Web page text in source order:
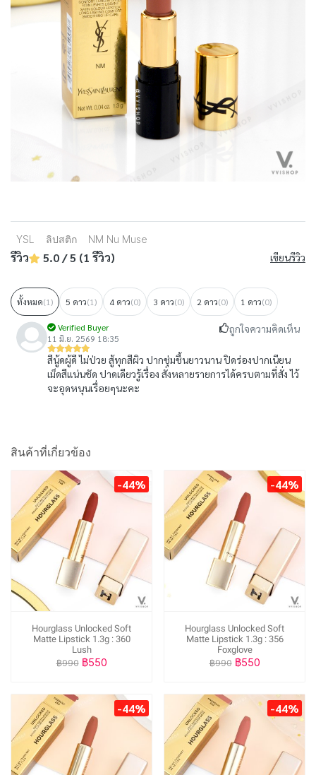
YSL ลิปสติก NM Nu Muse
รีวิว 5.0 / 5 (1 รีวิว) เขียนรีวิว
ทั้งหมด(1) 5 ดาว(1) 4 ดาว(0) 3 ดาว(0) 2 ดาว(0) 1 ดาว(0)
Verified Buyer
11 มิ.ย. 2569 18:35
สีนู้ดผู้ดี ไม่ป่วย สู้ทุกสีผิว ปากชุ่มชื้นยาวนาน ปิดร่องปากเนียน
เม็ดสีแน่นชัด ปาดเดียวรู้เรื่อง สั่งหลายรายการได้ครบตามที่สั่ง ไว้
จะอุดหนุนเรื่อยๆนะคะ
ถูกใจความคิดเห็น
สินค้าที่เกี่ยวข้อง
-44%
Hourglass Unlocked Soft
Matte Lipstick 1.3g : 360
Lush
฿990 ฿550
-44%
Hourglass Unlocked Soft
Matte Lipstick 1.3g : 356
Foxglove
฿990 ฿550
-44% -44%